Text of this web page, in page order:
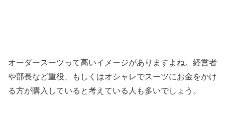
オーダースーツって高いイメージがありますよね。経営者
や部長など重役、もしくはオシャレでスーツにお金をかけ
る方が購入していると考えている人も多いでしょう。